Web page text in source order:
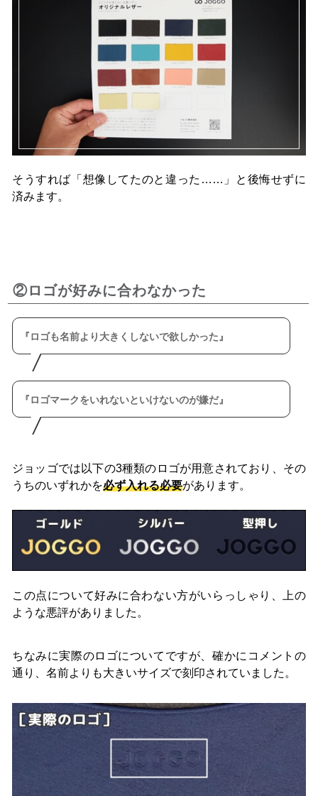
そうすれば「想像してたのと違った……」と後悔せずに
済みます。
②ロゴが好みに合わなかった
ロゴも名前より大きくしないで欲しかった
ロゴマークをいれないといけないのが嫌だ
ジョッゴでは以下の3種類のロゴが用意されており、その
うちのいずれかを必ず入れる必要があります。
この点について好みに合わない方がいらっしゃり、上の
ような悪評がありました。
ちなみに実際のロゴについてですが、確かにコメントの
通り、名前よりも大きいサイズで刻印されていました。